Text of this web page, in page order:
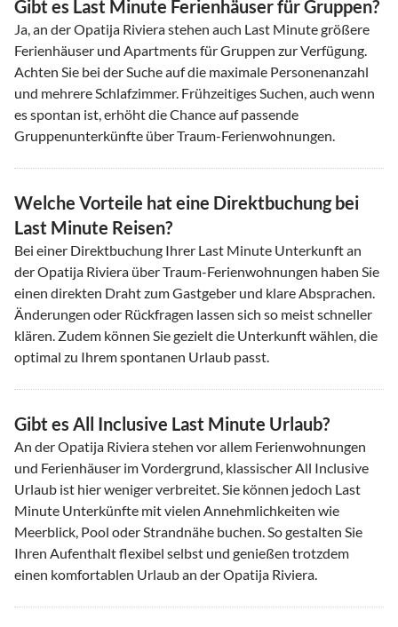
Gibt es Last Minute Ferienhäuser für Gruppen?
Ja, an der Opatija Riviera stehen auch Last Minute größere
Ferienhäuser und Apartments für Gruppen zur Verfügung.
Achten Sie bei der Suche auf die maximale Personenanzahl
und mehrere Schlafzimmer. Frühzeitiges Suchen, auch wenn
es spontan ist, erhöht die Chance auf passende
Gruppenunterkünfte über Traum-Ferienwohnungen.
Welche Vorteile hat eine Direktbuchung bei
Last Minute Reisen?
Bei einer Direktbuchung Ihrer Last Minute Unterkunft an
der Opatija Riviera über Traum-Ferienwohnungen haben Sie
einen direkten Draht zum Gastgeber und klare Absprachen.
Änderungen oder Rückfragen lassen sich so meist schneller
klären. Zudem können Sie gezielt die Unterkunft wählen, die
optimal zu Ihrem spontanen Urlaub passt.
Gibt es All Inclusive Last Minute Urlaub?
An der Opatija Riviera stehen vor allem Ferienwohnungen
und Ferienhäuser im Vordergrund, klassischer All Inclusive
Urlaub ist hier weniger verbreitet. Sie können jedoch Last
Minute Unterkünfte mit vielen Annehmlichkeiten wie
Meerblick, Pool oder Strandnähe buchen. So gestalten Sie
Ihren Aufenthalt flexibel selbst und genießen trotzdem
einen komfortablen Urlaub an der Opatija Riviera.